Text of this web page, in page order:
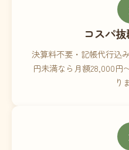
コスパ
決算料不要・記帳代行込
円未満なら月額28,000円
り